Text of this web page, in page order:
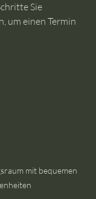
Sie
um einen Termin
mit bequemen